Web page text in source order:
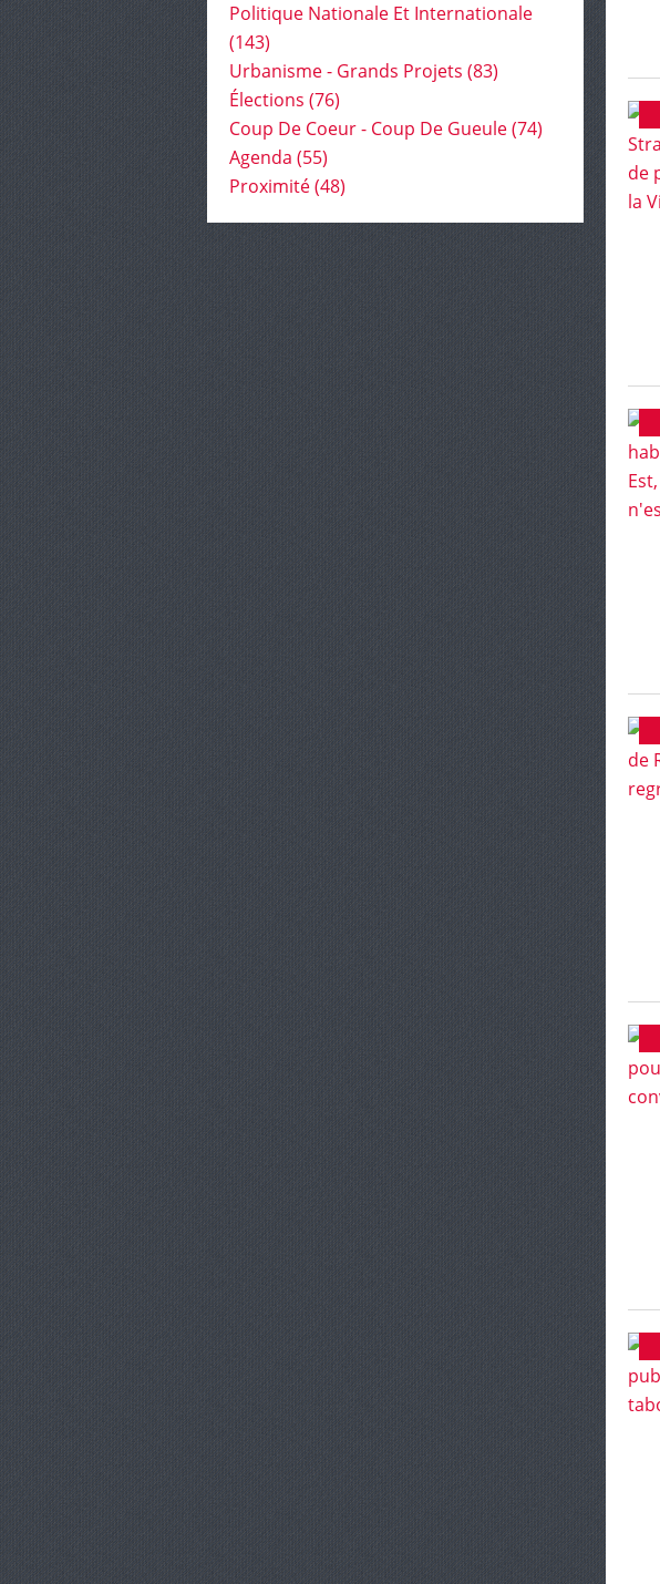
Politique Nationale Et Internationale
(143)
Urbanisme - Grands Projets (83)
Élections (76)
Coup De Coeur - Coup De Gueule(74)
Agenda (55)
Proximité(48)